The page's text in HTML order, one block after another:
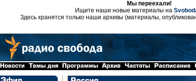
Мы переехали!
Ищите наши новые материалы на
Здесь хранятся только наши архивы (материалы,